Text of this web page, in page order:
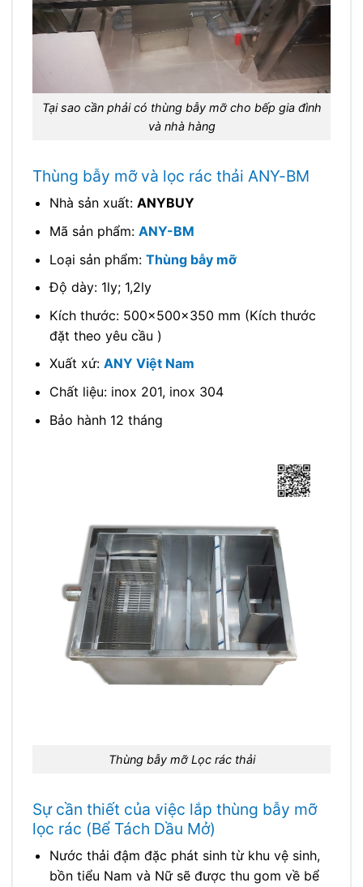
Tại sao cần phải có thùng bẫy mỡ cho bếp gia đình
và nhà hàng
Thùng bẫy mỡ và lọc rác thải ANY-BM
Nhà sản xuất: ANYBUY
Mã sản phẩm: ANY-BM
Loại sản phẩm: Thùng bẫy mỡ
Độ dày: 1ly; 1,2ly
Kích thước: 500x500x350 mm (Kích thước
đặt theo yêu cầu )
Xuất xứ: ANY Việt Nam
Chất liệu: inox 201, inox 304
Bảo hành 12 tháng
Thùng bẫy mỡ Lọc rác thải
Sự cần thiết của việc lắp thùng bẫy mỡ
lọc rác (Bể Tách Dầu Mở)
Nước thải đậm đặc phát sinh từ khu vệ sinh,
bồn tiểu Nam và Nữ sẽ được thu gom về bể